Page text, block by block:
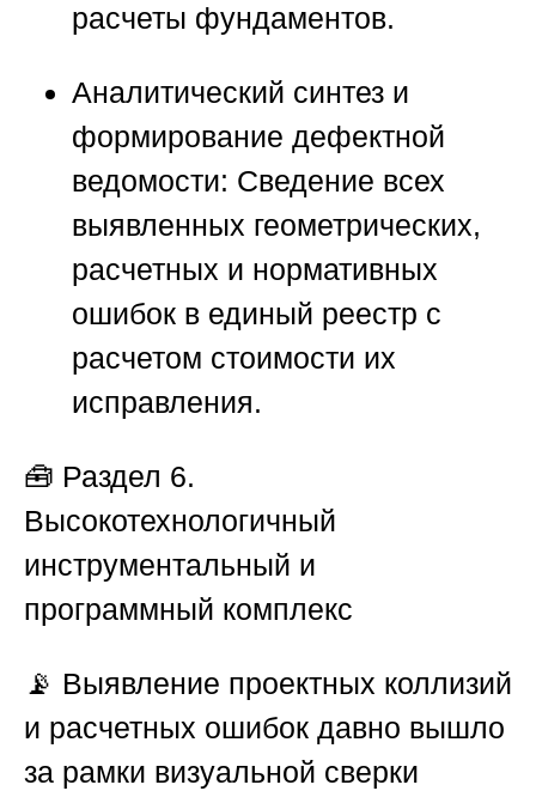
расчеты фундаментов.
Аналитический синтез и
формирование дефектной
ведомости: Сведение всех
выявленных геометрических,
расчетных и нормативных
ошибок в единый реестр с
расчетом стоимости их
исправления.
🧰 Раздел 6.
Высокотехнологичный
инструментальный и
программный комплекс
📡 Выявление проектных коллизий
и расчетных ошибок давно вышло
за рамки визуальной сверки